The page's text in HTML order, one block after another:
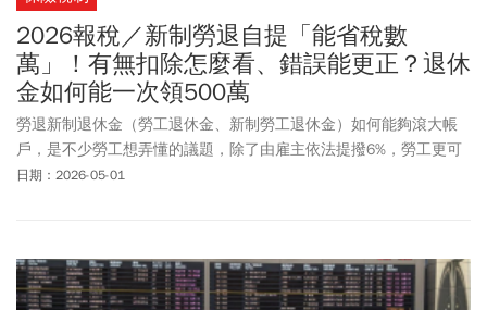
2026報稅／新制勞退自提「能省稅數
萬」！有無扣除怎麼看、錯誤能更正？退休
金如何能一次領500萬
勞退新制退休金（勞工退休金、新制勞工退休金）如何能夠滾大帳
戶，是不少勞工想弄懂的議題，除了由雇主依法提撥6%，勞工更可
自提最高6%勞退新制帳戶，只要年滿60歲、提繳年資滿15年以上，
5月所得稅報稅時，勞退自提部分，還能享有節稅效益！勞動部表
示，勞工如在114年有自願提繳退休金，今年申報114年度綜合所得
日期：2026-05-01